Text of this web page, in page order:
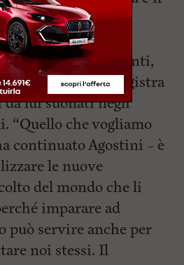
Landucci,
etrusca e
gli strumenti,
originali, e registra
lui suonati negli
“Quello che vogliamo
continuato Agostini – è
le nuove
del mondo che li
imparare ad
può servire anche per
noi stessi. Il